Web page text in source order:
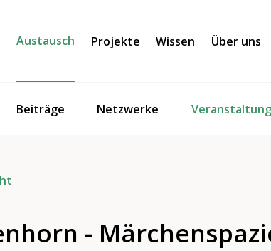
Austausch
Beiträge Netzwerke
Projekte Wissen Über uns
-